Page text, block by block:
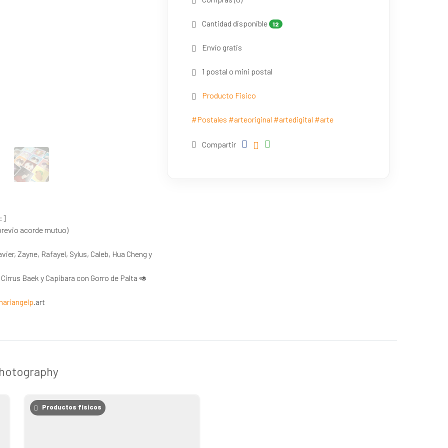
acorde mutuo)
Zayne, Rafayel, Sylus, Caleb, Hua Cheng y
Baek y Capibara con Gorro de Palta 🥑
.art
Cantidad disponible 12
Envío gratis
1 postal o mini postal
Producto Fisico
#Postales #arteoriginal #artedigital #arte
Compartir
Productos físicos